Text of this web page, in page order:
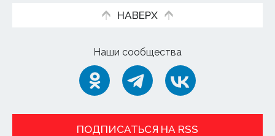
НАВЕРХ
Наши сообщества
ПОДПИСАТЬСЯ НА RSS